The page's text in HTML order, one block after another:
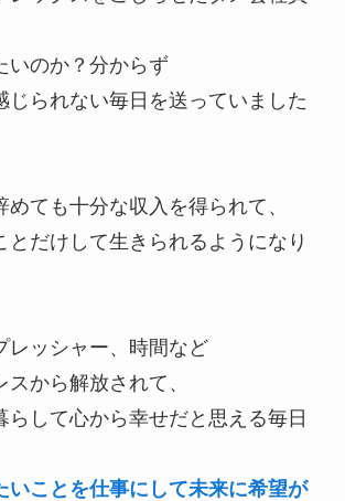
いのか？分からず
じられない毎日を送っていました
ても十分な収入を得られて、
とだけして生きられるようになり
レッシャー、時間など
から解放されて、
らして心から幸せだと思える毎日
いことを仕事にして未来に希望が